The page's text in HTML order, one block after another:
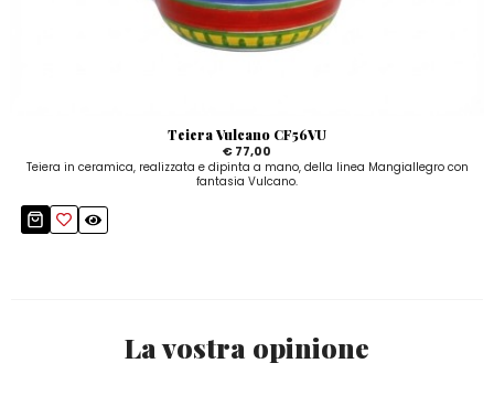
Teiera Vulcano CF56VU
€ 77,00
Teiera in ceramica, realizzata e dipinta a mano, della linea Mangiallegro con
fantasia Vulcano.
La vostra opinione